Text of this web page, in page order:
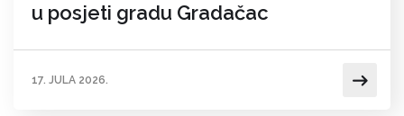
u posjeti gradu Gradačac
17. JULA 2026.